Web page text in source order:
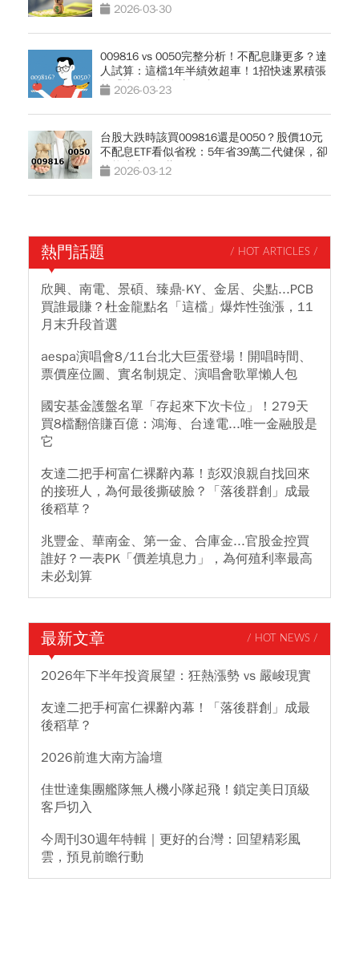
萬怎麼買
2026-03-30
009816 vs 0050完整分析！不配息賺更多？達
人試算：這檔1年半績效超車！1招快速累積張
數「比存股族多賺10倍」
2026-03-23
台股大跌時該買009816還是0050？股價10元
不配息ETF看似省稅：5年省39萬二代健保，卻
可能少賺100萬
2026-03-12
熱門話題 / HOT ARTICLES /
欣興、南電、景碩、臻鼎-KY、金居、尖點...PCB
買誰最賺？杜金龍點名「這檔」爆炸性強漲，11
月末升段首選
aespa演唱會8/11台北大巨蛋登場！開唱時間、
票價座位圖、實名制規定、演唱會歌單懶人包
國安基金護盤名單「存起來下次卡位」！279天
買8檔翻倍賺百億：鴻海、台達電...唯一金融股是
它
友達二把手柯富仁裸辭內幕！彭双浪親自找回來
的接班人，為何最後撕破臉？「落後群創」成最
後稻草？
兆豐金、華南金、第一金、合庫金...官股金控買
誰好？一表PK「價差填息力」，為何殖利率最高
未必划算
最新文章 / HOT NEWS /
2026年下半年投資展望：狂熱漲勢 vs 嚴峻現實
友達二把手柯富仁裸辭內幕！「落後群創」成最
後稻草？
2026前進大南方論壇
佳世達集團艦隊無人機小隊起飛！鎖定美日頂級
客戶切入
今周刊30週年特輯｜更好的台灣：回望精彩風
雲，預見前瞻行動